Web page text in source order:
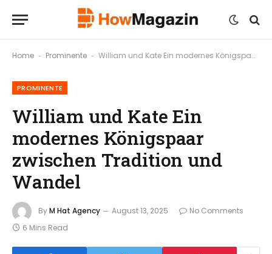
Home - Prominente - William und Kate Ein modernes Königspaar zwischen Tradition und Wandel
PROMINENTE
William und Kate Ein
modernes Königspaar
zwischen Tradition und
Wandel
ByM Hat Agency August 13, 2025
No Comments
6 Mins Read